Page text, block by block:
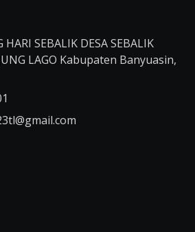
HARI SEBALIK DESA SEBALIK
LAGO Kabupaten Banyuasin,